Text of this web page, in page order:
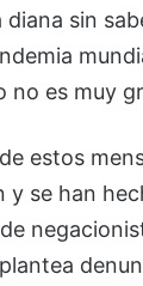
sin
no es muy
estos
y se han